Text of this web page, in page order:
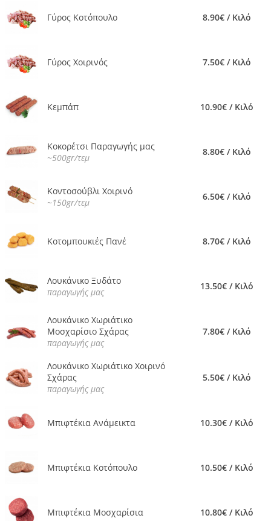
Γύρος Κοτόπουλο 8.90€ / Κιλό
Γύρος Χοιρινός 7.50€ / Κιλό
Κεμπάπ 10.90€ / Κιλό
Κοκορέτσι Παραγωγής μας
~500gr/τεμ
8.80€ / Κιλό
Κοντοσούβλι Χοιρινό
~150gr/τεμ
6.50€ / Κιλό
Κοτομπουκιές Πανέ 8.70€ / Κιλό
Λουκάνικο Ξυδάτο
παραγωγής μας
13.50€ / Κιλό
Λουκάνικο Χωριάτικο
Μοσχαρίσιο Σχάρας
παραγωγής μας
7.80€ / Κιλό
Λουκάνικο Χωριάτικο Χοιρινό
Σχάρας
παραγωγής μας
5.50€ / Κιλό
Μπιφτέκια Ανάμεικτα 10.30€ / Κιλό
Μπιφτέκια Κοτόπουλο 10.50€ / Κιλό
Μπιφτέκια Μοσχαρίσια 10.80€ / Κιλό